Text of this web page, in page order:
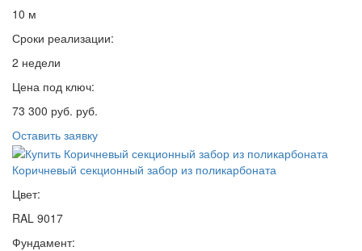
10 м
Сроки реализации:
2 недели
Цена под ключ:
73 300 руб. руб.
Оставить заявку
Коричневый секционный забор из поликарбоната
Цвет:
RAL 9017
Фундамент: